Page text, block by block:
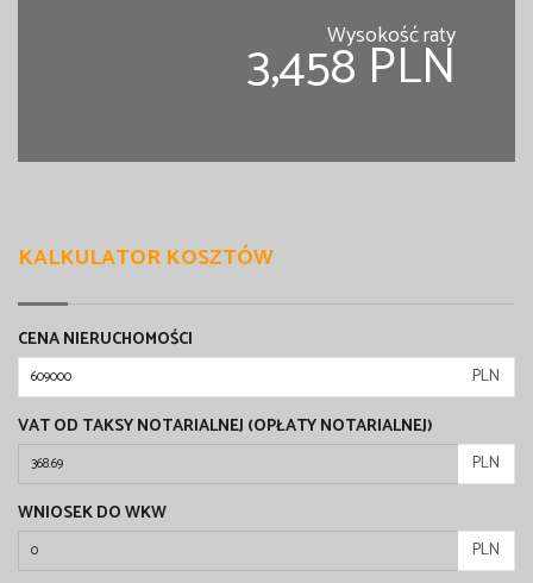
Wysokość raty
3,458 PLN
KALKULATOR KOSZTÓW
CENA NIERUCHOMOŚCI
PLN
VAT OD TAKSY NOTARIALNEJ (OPŁATY NOTARIALNEJ)
PLN
WNIOSEK DO WKW
PLN